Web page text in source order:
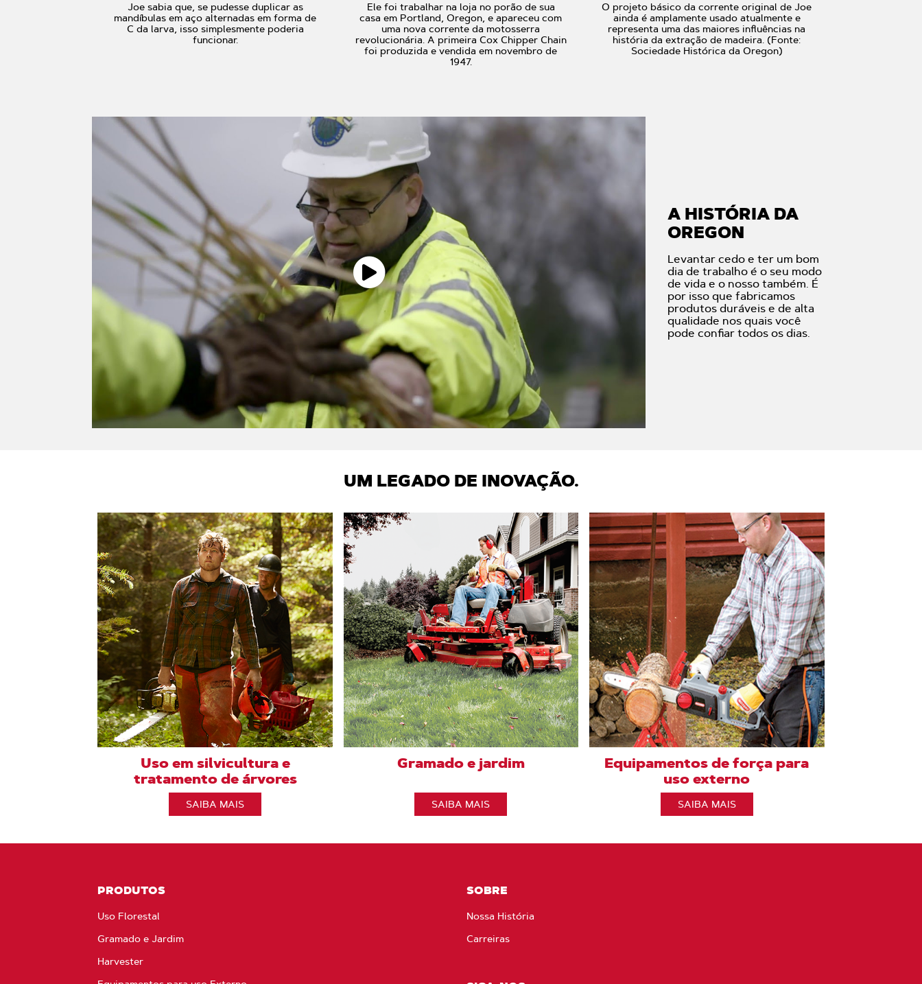
Joe sabia que, se pudesse duplicar as
mandíbulas em aço alternadas em forma de
C da larva, isso simplesmente poderia
funcionar.
Ele foi trabalhar na loja no porão de sua
casa em Portland, Oregon, e apareceu com
uma nova corrente da motosserra
revolucionária. A primeira Cox Chipper Chain
foi produzida e vendida em novembro de
1947.
O projeto básico da corrente original de Joe
ainda é amplamente usado atualmente e
representa uma das maiores influências na
história da extração de madeira. (Fonte:
Sociedade Histórica da Oregon)
A HISTÓRIA DA
OREGON
Levantar cedo e ter um bom
dia de trabalho é o seu modo
de vida e o nosso também. É
por isso que fabricamos
produtos duráveis e de alta
qualidade nos quais você
pode confiar todos os dias.
UM LEGADO DE INOVAÇÃO.
Uso em silvicultura e
tratamento de árvores
SAIBA MAIS
Gramado e jardim
SAIBA MAIS
Equipamentos de força para
uso externo
SAIBA MAIS
PRODUTOS
Uso Florestal
Gramado e Jardim
Harvester
SOBRE
Nossa História
Carreiras